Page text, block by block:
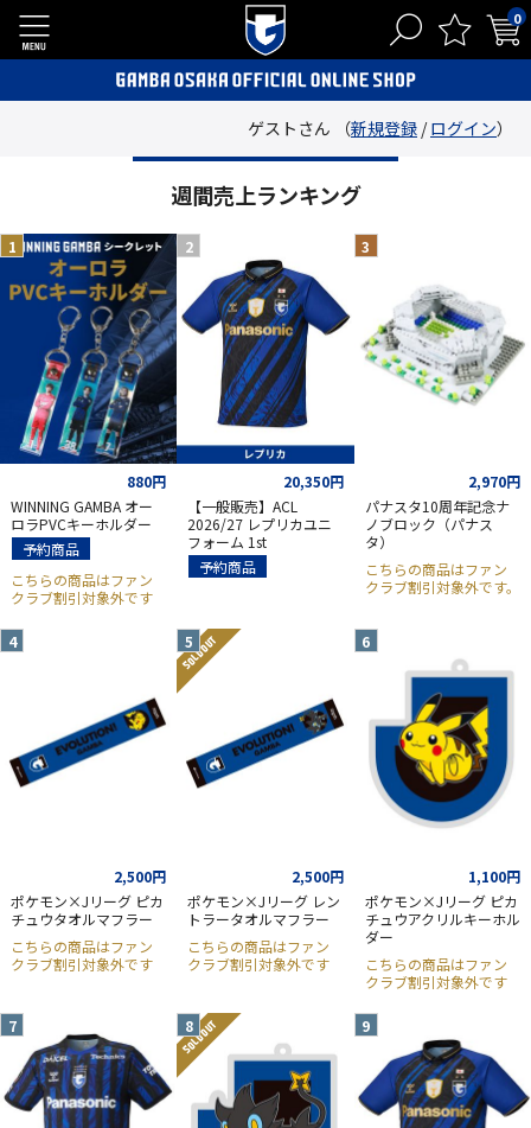
0
ゲストさん （新規登録 /ログイン）
週間売上ランキング
880円
WINNING GAMBA オー
ロラPVCキーホルダー
予約商品
こちらの商品はファン
クラブ割引対象外です
20,350円
【一般販売】ACL
2026/27 レプリカユニ
フォーム 1st
予約商品
2,970円
パナスタ10周年記念ナ
ノブロック（パナス
タ）
こちらの商品はファン
クラブ割引対象外です。
2,500円
ポケモン×Jリーグ ピカ
チュウタオルマフラー
こちらの商品はファン
クラブ割引対象外です
SOLD OUT
2,500円
ポケモン×Jリーグ レン
トラータオルマフラー
こちらの商品はファン
クラブ割引対象外です
1,100円
ポケモン×Jリーグ ピカ
チュウアクリルキーホル
ダー
こちらの商品はファン
クラブ割引対象外です
SOLD OUT